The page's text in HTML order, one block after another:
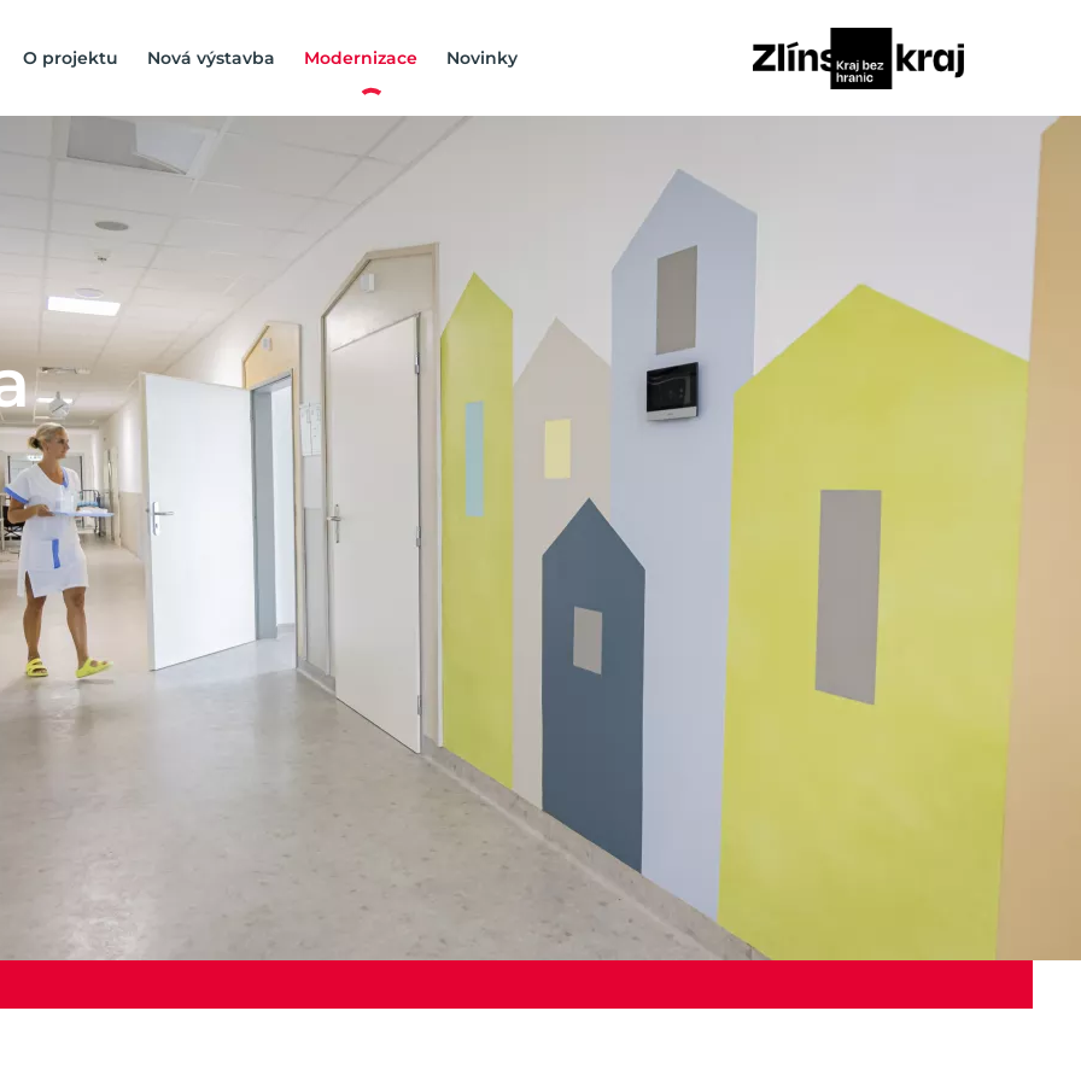
O projektu Nová výstavba Modernizace Novinky ✅ Hotovo